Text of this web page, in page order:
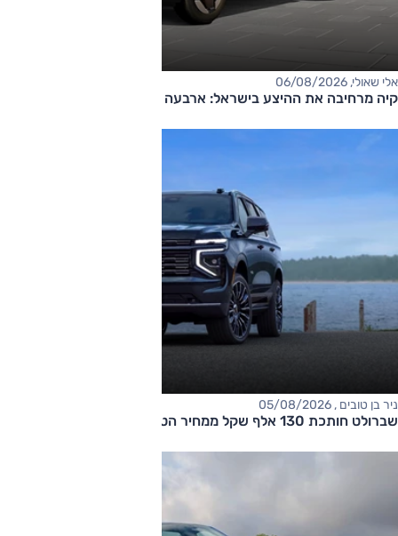
אלי שאולי, 06/08/2026
קיה מרחיבה את ההיצע בישראל: ארבעה דגמים חדשים בדרך
ניר בן טובים , 05/08/2026
שברולט חותכת 130 אלף שקל ממחיר הטאהו